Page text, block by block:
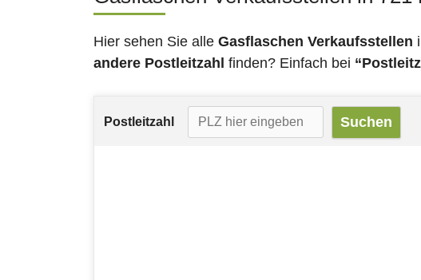
Hier sehen Sie alle Gasflaschen Verkaufsstellen
andere Postleitzahl finden? Einfach bei
Postleitzahl